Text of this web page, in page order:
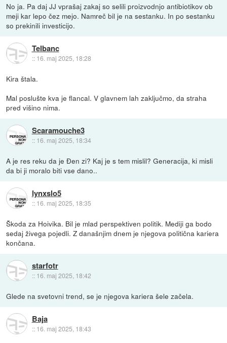
No ja. Pa daj JJ vprašaj zakaj so selili proizvodnjo antibiotikov ob
meji kar lepo čez mejo. Namreč bil je na sestanku. In po sestanku
so prekinili investicijo.
Telbanc
:: 16. maj 2025, 18:28
Kira štala.
Mal poslušte kva je flancal. V glavnem lah zaključmo, da straha
pred višino nima.
Scaramouche3
:: 16. maj 2025, 18:34
A je res reku da je Đen zi? Kaj je s tem mislil? Generacija, ki misli
da bi ji moralo biti vse dano..
lynxslo5
:: 16. maj 2025, 18:35
Škoda za Hoivika. Bil je mlad perspektiven politik. Mediji ga bodo
sedaj živega pojedli. Z današnjim dnem je njegova politična kariera
končana.
starfotr
:: 16. maj 2025, 18:42
Glede na svetovni trend, se je njegova kariera šele začela.
Baja
:: 16. maj 2025, 18:43